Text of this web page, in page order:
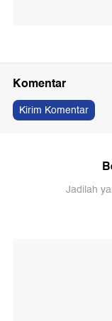
Komentar
Kirim Komentar
Jadilah